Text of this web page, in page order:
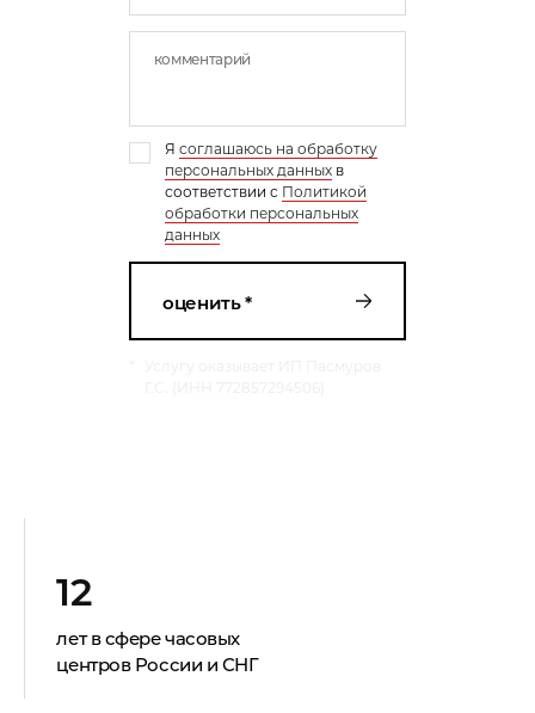
Я соглашаюсь на обработку
персональных данныхв
соответствии с Политикой
обработки персональных
данных
оценить *
12
лет в сфере часовых
центров России и СНГ